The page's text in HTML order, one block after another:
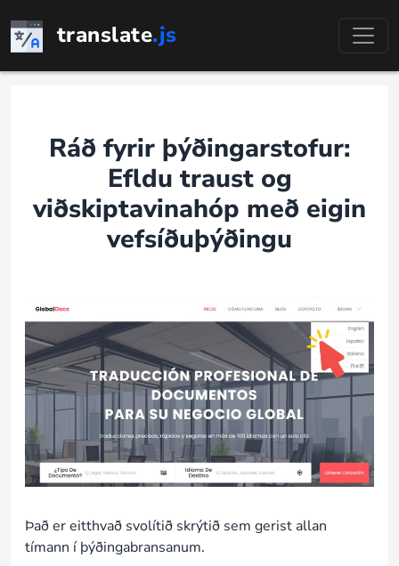
efni
translate.js
Ráð fyrir þýðingarstofur:
Efldu traust og
viðskiptavinahóp með eigin
vefsíðuþýðingu
Það er eitthvað svolítið skrýtið sem gerist allan
tímann í þýðingabransanum.